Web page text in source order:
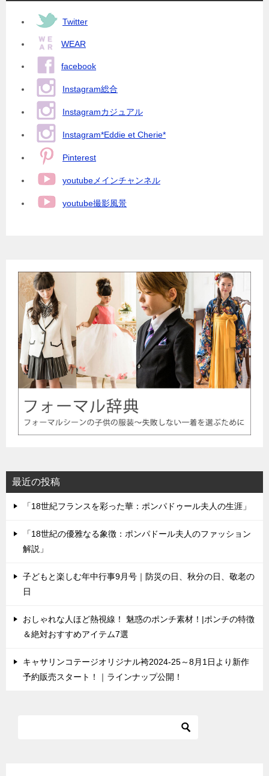
Twitter
WEAR
facebook
Instagram総合
Instagramカジュアル
Instagram*Eddie et Cherie*
Pinterest
youtubeメインチャンネル
youtube撮影風景
最近の投稿
「18世紀フランスを彩った華：ポンパドゥール夫人の生涯」
「18世紀の優雅なる象徴：ポンパドール夫人のファッション
解説」
子どもと楽しむ年中行事9月号｜防災の日、秋分の日、敬老の
日
おしゃれな人ほど熱視線！ 魅惑のポンチ素材！|ポンチの特徴
＆絶対おすすめアイテム7選
キャサリンコテージオリジナル袴2024-25～8月1日より新作
予約販売スタート！｜ラインナップ公開！